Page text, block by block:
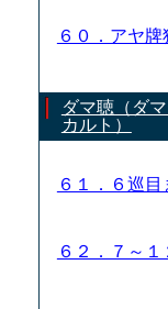
６０．アヤ
ダマ聴（ダ
カルト）
６１．６巡
６２．７～